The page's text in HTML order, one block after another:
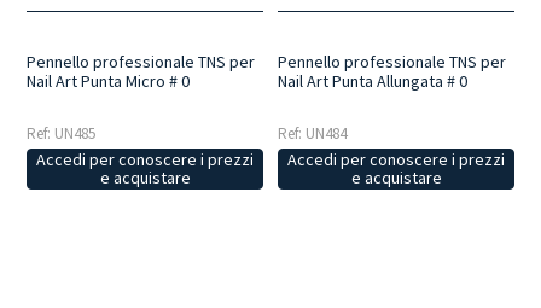
Pennello professionale TNS per
Nail Art Punta Micro # 0
Ref: UN485
Accedi per conoscere i prezzi
e acquistare
Pennello professionale TNS per
Nail Art Punta Allungata # 0
Ref: UN484
Accedi per conoscere i prezzi
e acquistare